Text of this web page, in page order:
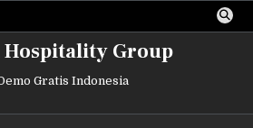
Hospitality Group
Gratis Indonesia